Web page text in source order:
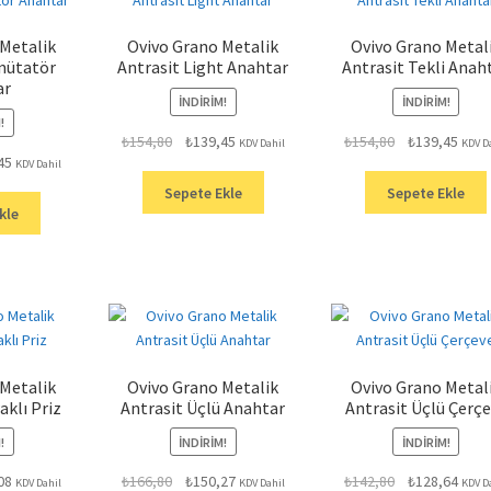
Şu
fiyat:
₺139,45.
KDV Dahil
Ovivo Grano Metalik
Antrasit Light Anahtar
İNDIRIM!
₺154,80
Orijinal
₺154,80.
₺139,45Şu
fiyat:
₺139,45.
KDV Dahil
Sepete Ekle
Ovivo Grano
Antrasit Tekli
İNDIRIM!
₺154,80
Orijinal
₺154,80.
₺139,45Şu
fiyat:
KDV
Sepete Ekle
Priz
Şu
KDV Dahil
Ovivo Grano Metalik
Antrasit Üçlü Anahtar
İNDIRIM!
₺166,80
Orijinal
₺150,27ŞuKDV Dahil
Ovivo Grano
Antrasit Üçlü
İNDIRIM!
₺142,80
Orijinal
₺128,64ŞuKDV